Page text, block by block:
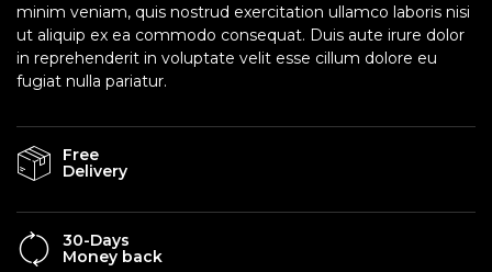
minim veniam, quis nostrud exercitation ullamco laboris nisi
ut aliquip ex ea commodo consequat. Duis aute irure dolor
in reprehenderit in voluptate velit esse cillum dolore eu
fugiat nulla pariatur.
Free
Delivery
30-Days
Money back